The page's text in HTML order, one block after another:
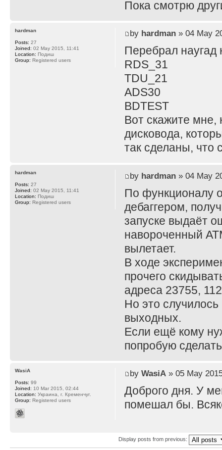
Пока смотрю
by hardman» 04 May
Перебрал наугад
RDS_31
TDU_21
ADS30
BDTEST
Вот скажите мне,
дисковода,
так сделаны, что
hardman
Posts: 27
Joined: 02 May 2015, 11:41
Location: Подиш
Group: Registered users
by hardman» 04 May
По функционалу
дебаггером,
запуске выдаёт
навороченный
вылетает.
В ходе
прочего
адреса 23755,
Но это
выходных.
Если ещё кому
попробую
hardman
Posts: 27
Joined: 02 May 2015, 11:41
Location: Подиш
Group: Registered users
by WasiA» 05 May
Доброго дня. У
помешал бы.
WasiA
Posts: 99
Joined: 10 Mar 2015, 02:44
Location: Украина, г. Кременчуг.
Group: Registered users
Display posts from previous: